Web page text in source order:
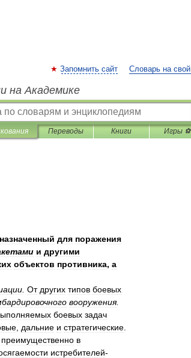
Запомнить сайт Словарь на
на Академике
Переводы Книги Игры ⚽
для поражения
и другими
объектов противника, а
От других типов боевых
вооружения.
боевых задач
дальние и стратегические
преимущественно в
истребителей-